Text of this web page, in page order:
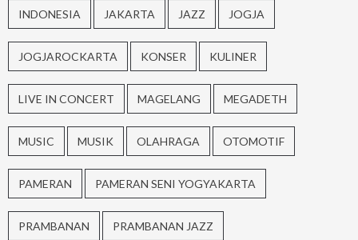
INDONESIA JAKARTA JAZZ JOGJA
JOGJAROCKARTA KONSER KULINER
LIVE IN CONCERT MAGELANG MEGADETH
MUSIC MUSIK OLAHRAGA OTOMOTIF
PAMERAN PAMERAN SENI YOGYAKARTA
PRAMBANAN PRAMBANAN JAZZ